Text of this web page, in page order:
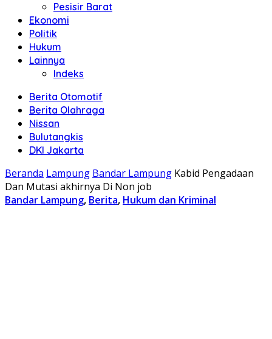
Pesisir Barat
Ekonomi
Politik
Hukum
Lainnya
Indeks
Berita Otomotif
Berita Olahraga
Nissan
Bulutangkis
DKI Jakarta
Beranda Lampung Bandar Lampung Kabid Pengadaan
Dan Mutasi akhirnya Di Non job
Bandar Lampung, Berita, Hukum dan Kriminal